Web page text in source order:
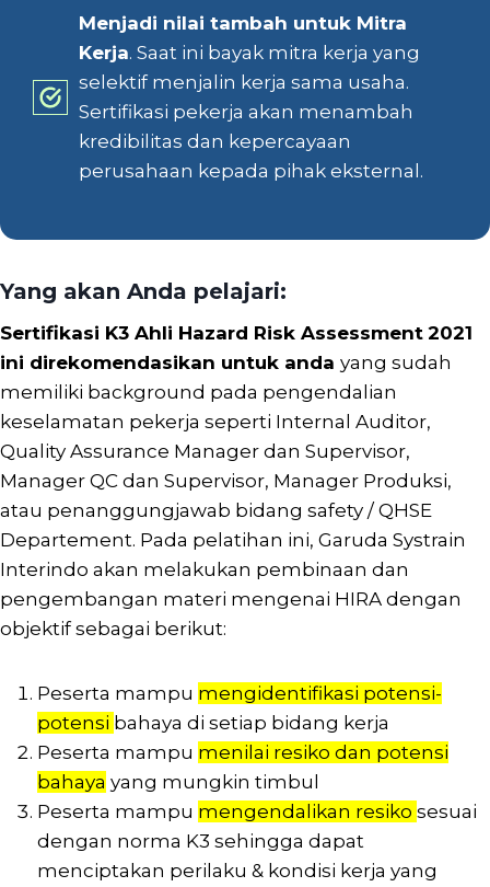
Menjadi nilai tambah untuk Mitra
Kerja. Saat ini bayak mitra kerja yang
selektif menjalin kerja sama usaha.
Sertifikasi pekerja akan menambah
kredibilitas dan kepercayaan
perusahaan kepada pihak eksternal.
Yang akan Anda pelajari:
Sertifikasi K3 Ahli Hazard Risk Assessment 2021
ini direkomendasikan untuk anda yang sudah
memiliki background pada pengendalian
keselamatan pekerja seperti Internal Auditor,
Quality Assurance Manager dan Supervisor,
Manager QC dan Supervisor, Manager Produksi,
atau penanggungjawab bidang safety / QHSE
Departement. Pada pelatihan ini, Garuda Systrain
Interindo akan melakukan pembinaan dan
pengembangan materi mengenai HIRA dengan
objektif sebagai berikut:
Peserta mampu mengidentifikasi potensi-
potensi bahaya di setiap bidang kerja
Peserta mampu menilai resiko dan potensi
bahaya yang mungkin timbul
Peserta mampu mengendalikan resiko sesuai
dengan norma K3 sehingga dapat
menciptakan perilaku & kondisi kerja yang